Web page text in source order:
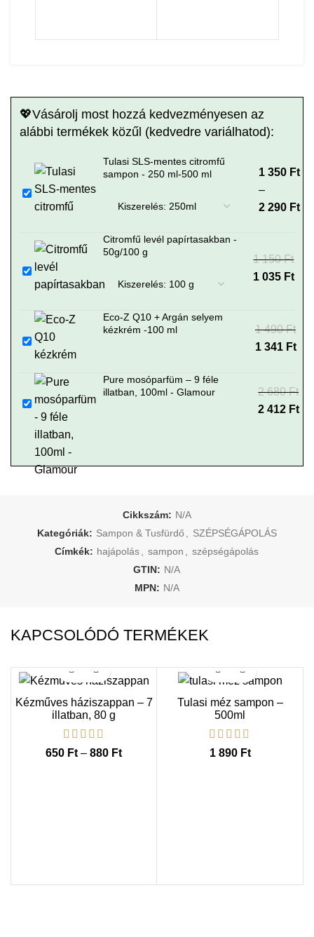
💖Vásárolj most hozzá kedvezményesen az
alábbi termékek közűl (kedvedre variálhatod):
Tulasi SLS-mentes citromfű
sampon - 250 ml-500 ml
1 350 Ft
–
2 290 Ft
1 350 Ft - 2
290 Ft
Citromfű levél papírtasakban -
50g/100 g
1 150Ft
Original
price was: 1
1 035 Ft
Current
price is: 1
Eco-Z Q10 + Argán selyem
kézkrém -100 ml
1 490Ft
Original
price was:
1 341 Ft
Current
price is: 1
Pure mosóparfüm – 9 féle
illatban, 100ml - Glamour
2 680Ft
Original
price was:
2 412 Ft
Current
price is: 2
Cikkszám: N/A
Kategóriák: Sampon & Tusfürdő
SZÉPSÉGÁPOLÁS
Címkék: hajápolás sampon
szépségápolás
GTIN: N/A
MPN: N/A
KAPCSOLÓDÓ TERMÉKEK
Kézműves háziszappan – 7
illatban, 80 g
650 Ft – 880 Ft Ártartomány: 650 Ft - 880 Ft
Tulasi méz sampon –
500ml
1 890 Ft